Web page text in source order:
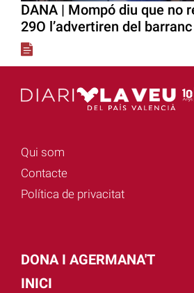
DANA | Mompó diu que no
29O l’advertiren del
Qui som
Contacte
Política de privacitat
DONA I AGERMANA'T
INICI